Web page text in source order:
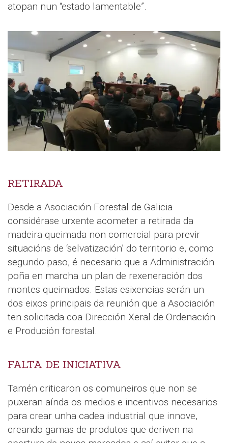
atopan nun “estado lamentable”.
RETIRADA
Desde a Asociación Forestal de Galicia
considérase urxente acometer a retirada da
madeira queimada non comercial para previr
situacións de ‘selvatización’ do territorio e, como
segundo paso, é necesario que a Administración
poña en marcha un plan de rexeneración dos
montes queimados. Estas esixencias serán un
dos eixos principais da reunión que a Asociación
ten solicitada coa Dirección Xeral de Ordenación
e Produción forestal.
FALTA DE INICIATIVA
Tamén criticaron os comuneiros que non se
puxeran aínda os medios e incentivos necesarios
para crear unha cadea industrial que innove,
creando gamas de produtos que deriven na